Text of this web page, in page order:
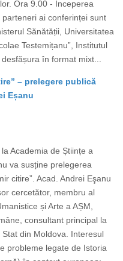
Ora 9.00 - Începerea
ai conferinței sunt
Sănătății, Universitatea
Testemițanu”, Institutul
în format mixt...
– prelegere publică
Eșanu
Academia de Științe a
va susține prelegerea
citire”. Acad. Andrei Eşanu
cercetător, membru al
și Arte a AȘM,
consultant principal la
din Moldova. Interesul
probleme legate de Istoria